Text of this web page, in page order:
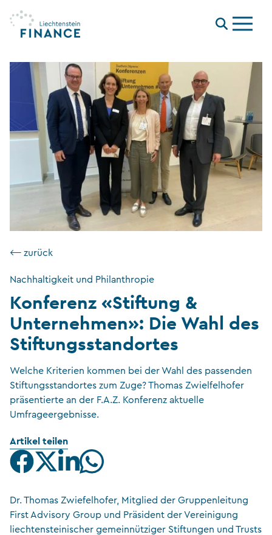
Menu
⟵ zurück
Nachhaltigkeit und Philanthropie
Konferenz «Stiftung &
Unternehmen»: Die Wahl des
Stiftungsstandortes
Welche Kriterien kommen bei der Wahl des passenden
Stiftungsstandortes zum Zuge? Thomas Zwielfelhofer
präsentierte an der F.A.Z. Konferenz aktuelle
Umfrageergebnisse.
Artikel teilen
Dr. Thomas Zwiefelhofer, Mitglied der Gruppenleitung
First Advisory Group und Präsident der Vereinigung
liechtensteinischer gemeinnütziger Stiftungen und Trusts